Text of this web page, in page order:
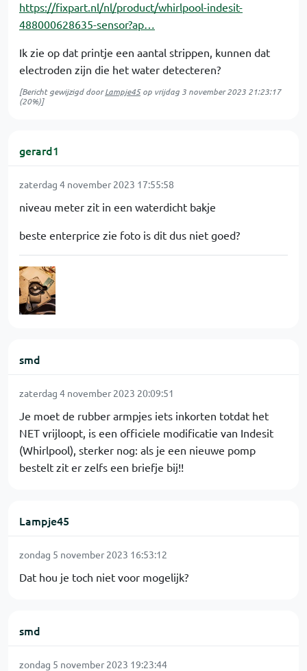
https://fixpart.nl/nl/product/whirlpool-indesit-
488000628635-sensor?ap…
Ik zie op dat printje een aantal strippen, kunnen dat
electroden zijn die het water detecteren?
[Bericht gewijzigd doorLampje45op vrijdag 3 november 2023 21:23:17
(20%)]
gerard1
zaterdag 4 november 2023 17:55:58
niveau meter zit in een waterdicht bakje
beste enterprice zie foto is dit dus niet goed?
smd
zaterdag 4 november 2023 20:09:51
Je moet de rubber armpjes iets inkorten totdat het
NET vrijloopt, is een officiele modificatie van Indesit
(Whirlpool), sterker nog: als je een nieuwe pomp
bestelt zit er zelfs een briefje bij!!
Lampje45
zondag 5 november 2023 16:53:12
Dat hou je toch niet voor mogelijk?
smd
zondag 5 november 2023 19:23:44